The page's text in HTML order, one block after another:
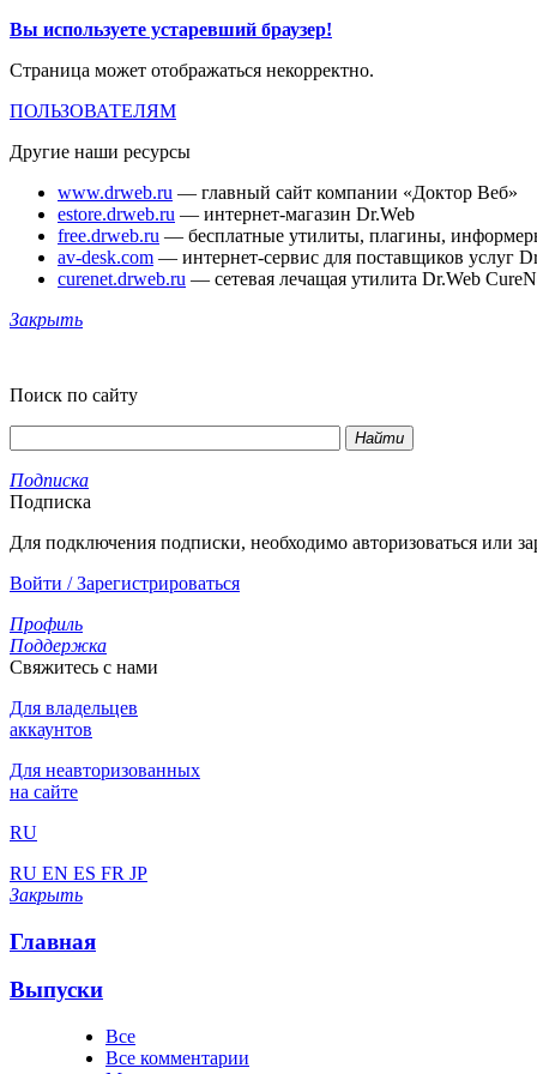
Вы используете устаревший браузер!
Страница может отображаться некорректно.
ПОЛЬЗОВАТЕЛЯМ
Другие наши ресурсы
www.drweb.ru — главный сайт компании «Доктор Веб»
estore.drweb.ru — интернет-магазин Dr.Web
free.drweb.ru — бесплатные утилиты, плагины,
av-desk.com — интернет-сервис для поставщиков услуг
curenet.drweb.ru — сетевая лечащая утилита Dr.Web
Закрыть
Поиск по сайту
Найти
Подписка
Подписка
Для подключения подписки, необходимо авторизоваться или
Войти / Зарегистрироваться
Профиль
Поддержка
Свяжитесь с нами
Для владельцев
аккаунтов
Для неавторизованных
на сайте
RU
RU EN ES FR JP
Закрыть
Главная
Выпуски
Все
Все комментарии